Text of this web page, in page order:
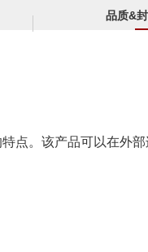
品质&
点。该产品可以在外